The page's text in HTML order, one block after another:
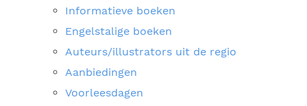
Informatieve boeken
Engelstalige boeken
Auteurs/illustrators uit de regio
Aanbiedingen
Voorleesdagen